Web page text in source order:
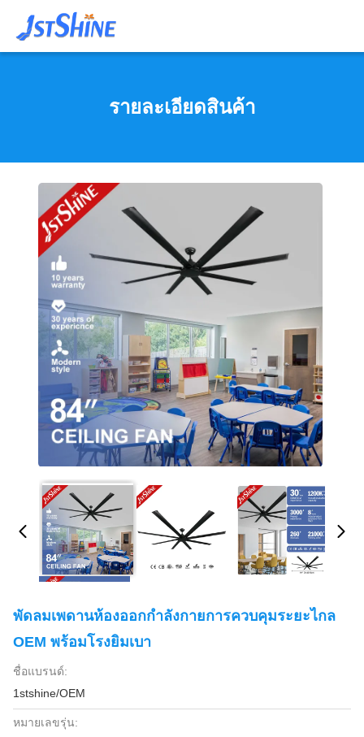
รายละเอียดสินค้า
พัดลมเพดานห้องออกกำลังกายการควบคุมระยะไกล
OEM พร้อมโรงยิมเบา
ชื่อแบรนด์:
1stshine/OEM
หมายเลขรุ่น: